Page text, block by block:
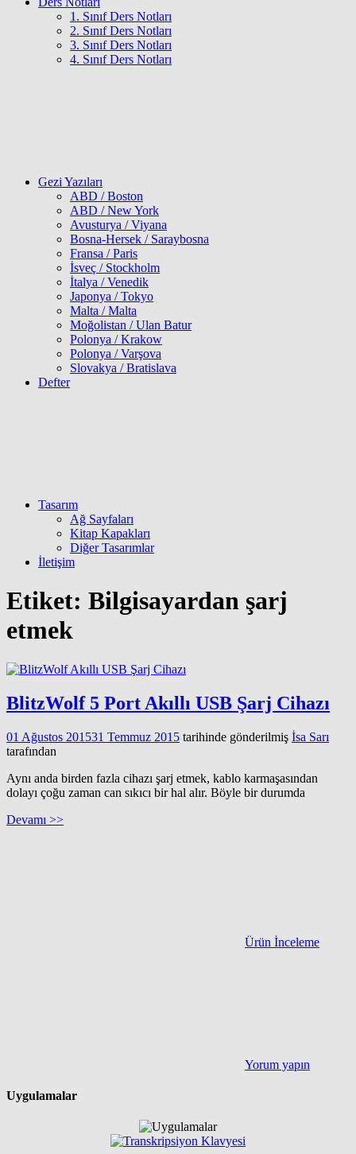
1. Sınıf Ders Notları
2. Sınıf Ders Notları
3. Sınıf Ders Notları
4. Sınıf Ders Notları
Gezi Yazıları
ABD / Boston
ABD / New York
Avusturya / Viyana
Bosna-Hersek / Saraybosna
Fransa / Paris
İsveç / Stockholm
İtalya / Venedik
Japonya / Tokyo
Malta / Malta
Moğolistan / Ulan Batur
Polonya / Krakow
Polonya / Varşova
Slovakya / Bratislava
Defter
Tasarım
Ağ Sayfaları
Kitap Kapakları
Diğer Tasarımlar
İletişim
Etiket: Bilgisayardan şarj
etmek
BlitzWolf 5 Port Akıllı USB Şarj Cihazı
01 Ağustos 201531 Temmuz 2015 tarihinde gönderilmiş İsa Sarı
tarafından
Aynı anda birden fazla cihazı şarj etmek, kablo karmaşasından
dolayı çoğu zaman can sıkıcı bir hal alır. Böyle bir durumda
Devamı >>
Ürün İnceleme
Yorum yapın
Uygulamalar